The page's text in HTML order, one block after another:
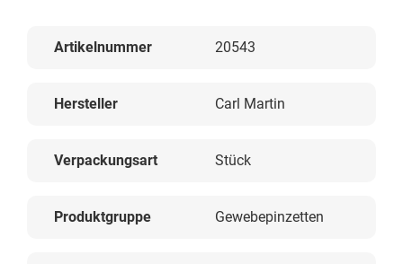
Artikelnummer 20543
Hersteller Carl Martin
Verpackungsart Stück
Produktgruppe Gewebepinzetten